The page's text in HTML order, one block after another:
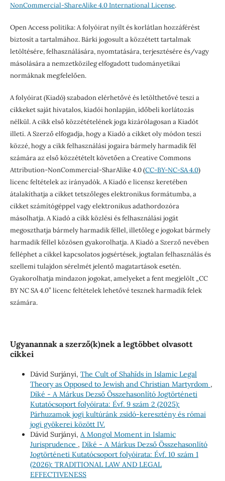
NonCommercial-ShareAlike 4.0 International License.
Open Access politika: A folyóirat nyílt és korlátlan hozzáférést
biztosít a tartalmához. Bárki jogosult a közzétett tartalmak
letöltésére, felhasználására, nyomtatására, terjesztésére és/vagy
másolására a nemzetközileg elfogadott tudományetikai
normáknak megfelelően.
A folyóirat (Kiadó) szabadon elérhetővé és letölthetővé teszi a
cikkeket saját hivatalos, kiadói honlapján, időbeli korlátozás
nélkül. A cikk első közzétételének joga kizárólagosan a Kiadót
illeti. A Szerző elfogadja, hogy a Kiadó a cikket oly módon teszi
közzé, hogy a cikk felhasználási jogaira bármely harmadik fél
számára az első közzétételt követően a Creative Commons
Attribution-NonCommercial-SharAlike 4.0 (CC-BY-NC-SA 4.0)
licenc feltételek az irányadók. A Kiadó e licensz keretében
átalakíthatja a cikket tetszőleges elektronikus formátumba, a
cikket számítógéppel vagy elektronikus adathordozóra
másolhatja. A Kiadó a cikk közlési és felhasználási jogát
megoszthatja bármely harmadik féllel, illetőleg e jogokat bármely
harmadik féllel közösen gyakorolhatja. A Kiadó a Szerző nevében
felléphet a cikkel kapcsolatos jogsértések, jogtalan felhasználás és
szellemi tulajdon sérelmét jelentő magatartások esetén.
Gyakorolhatja mindazon jogokat, amelyeket a fent megjelölt „CC
BY NC SA 4.0” licenc feltételek lehetővé tesznek harmadik felek
számára.
Ugyanannak a szerző(k)nek a legtöbbet olvasott
cikkei
Dávid Surjányi, The Cult of Shahīds in Islamic Legal
Theory as Opposed to Jewish and Christian Martyrdom ,
Díké - A Márkus Dezső Összehasonlító Jogtörténeti
Kutatócsoport folyóirata: Évf. 9 szám 2 (2025):
Párhuzamok jogi kultúránk zsidó-keresztény és római
jogi gyökerei között IV.
Dávid Surjányi, A Mongol Moment in Islamic
Jurisprudence , Díké - A Márkus Dezső Összehasonlító
Jogtörténeti Kutatócsoport folyóirata: Évf. 10 szám 1
(2026): TRADITIONAL LAW AND LEGAL
EFFECTIVENESS